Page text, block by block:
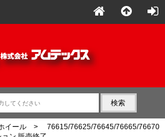
イール> 76615/76625/76645/76665/76670